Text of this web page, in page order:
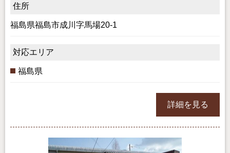
住所
福島県福島市成川字馬場20-1
対応エリア
福島県
詳細を見る